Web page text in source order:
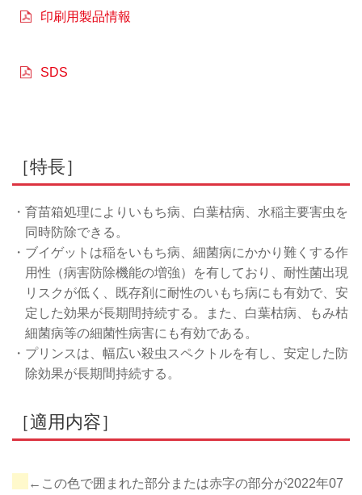
印刷用製品情報
SDS
［特長］
・育苗箱処理によりいもち病、白葉枯病、水稲主要害虫を
同時防除できる。
・ブイゲットは稲をいもち病、細菌病にかかり難くする作
用性（病害防除機能の増強）を有しており、耐性菌出現
リスクが低く、既存剤に耐性のいもち病にも有効で、安
定した効果が長期間持続する。また、白葉枯病、もみ枯
細菌病等の細菌性病害にも有効である。
・プリンスは、幅広い殺虫スペクトルを有し、安定した防
除効果が長期間持続する。
［適用内容］
←この色で囲まれた部分または赤字の部分が2022年07